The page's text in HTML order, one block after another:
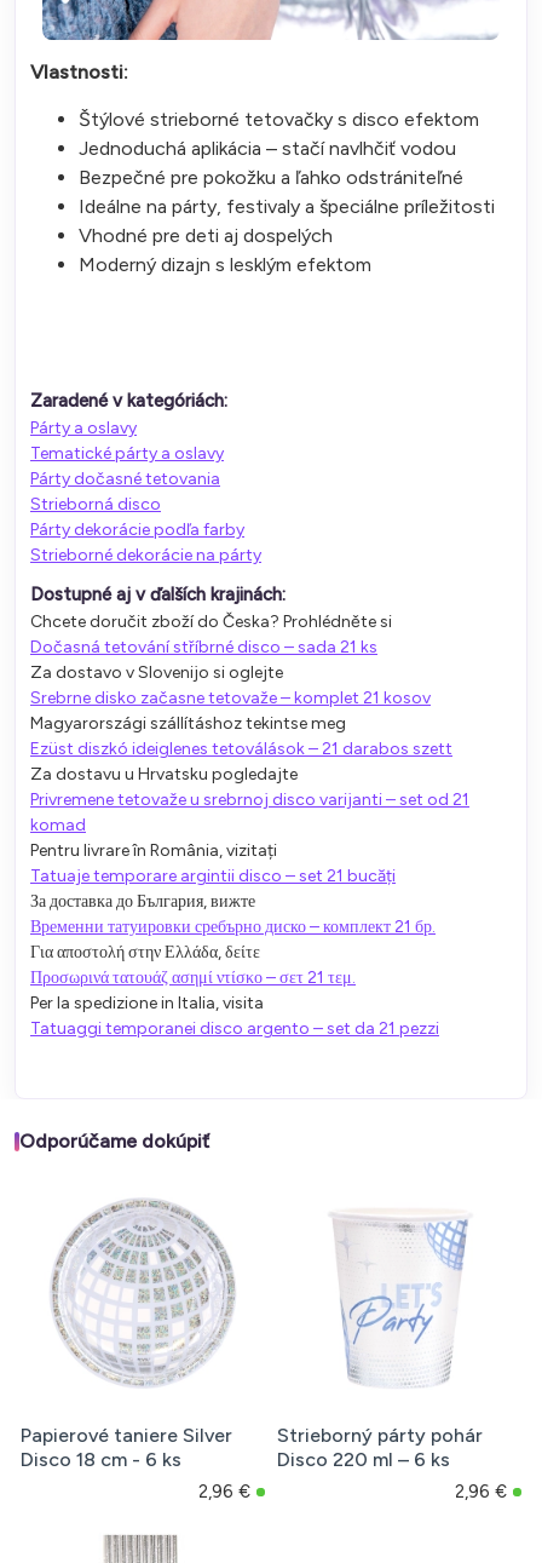
Vlastnosti:
Štýlové strieborné tetovačky s disco efektom
Jednoduchá aplikácia – stačí navlhčiť vodou
Bezpečné pre pokožku a ľahko odstrániteľné
Ideálne na párty, festivaly a špeciálne príležitosti
Vhodné pre deti aj dospelých
Moderný dizajn s lesklým efektom
Zaradené v kategóriách:
Párty a oslavy
Tematické párty a oslavy
Párty dočasné tetovania
Strieborná disco
Párty dekorácie podľa farby
Strieborné dekorácie na párty
Dostupné aj v ďalších krajinách:
Chcete doručit zboží do Česka? Prohlédněte si
Dočasná tetování stříbrné disco – sada 21 ks
Za dostavo v Slovenijo si oglejte
Srebrne disko začasne tetovaže – komplet 21 kosov
Magyarországi szállításhoz tekintse meg
Ezüst diszkó ideiglenes tetoválások – 21 darabos szett
Za dostavu u Hrvatsku pogledajte
Privremene tetovaže u srebrnoj disco varijanti – set od 21
komad
Pentru livrare în România, vizitați
Tatuaje temporare argintii disco – set 21 bucăți
За доставка до България, вижте
Временни татуировки сребърно диско – комплект 21 бр.
Για αποστολή στην Ελλάδα, δείτε
Προσωρινά τατουάζ ασημί ντίσκο – σετ 21 τεμ.
Per la spedizione in Italia, visita
Tatuaggi temporanei disco argento – set da 21 pezzi
Odporúčame dokúpiť
Papierové taniere Silver
Disco 18 cm - 6 ks
2,96 €
Strieborný párty pohár
Disco 220 ml – 6 ks
2,96 €